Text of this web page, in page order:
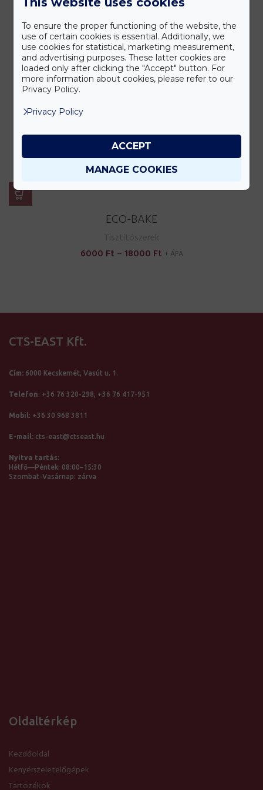
ECO-BAKE
6000 Ft –18000 FtÁrtartomány:
+ ÁFA
CTS-EAST Kft.
Cím: 6000 Kecskemét, Vasút u. 1.
Telefon: +36 76 320-298, +36 76 417-951
Mobil: +36 30 968 3811
E-mail: cts-east@ctseast.hu
Nyitva tartás:
Hétfő—Péntek: 08:00–15:30
Szombat-Vasárnap: zárva
Oldaltérkép
Kezdőoldal
Kenyérszeletelőgépek
Tartozékok
To ensure the proper functioning of the website, the
use of certain cookies is essential. Additionally, we
use cookies for statistical, marketing measurement,
and advertising purposes. These latter cookies are
loaded only after clicking the "Accept" button. For
more information about cookies, please refer to our
Privacy Policy.
Privacy Policy
MANAGE COOKIES
ACCEPT